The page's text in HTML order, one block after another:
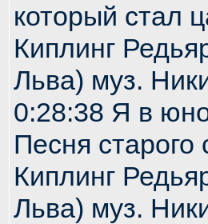
который стал
Киплинг
Льва) муз.
0:28:38 Я в
Песня старого
Киплинг
Льва) муз.